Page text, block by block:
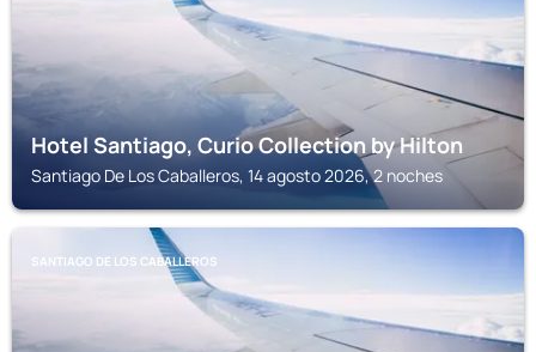
Hotel Santiago, Curio Collection by Hilton
Santiago De Los Caballeros, 14 agosto 2026, 2 noches
SANTIAGO DE LOS CABALLEROS